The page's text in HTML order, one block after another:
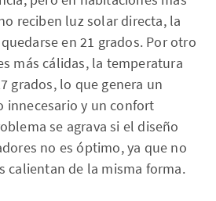
reciben luz solar directa, la
en 21 grados. Por otro
más cálidas, la temperatura
grados, lo que genera un
innecesario y un confort
se agrava si el diseño
no es óptimo, ya que no
calientan de la misma forma.